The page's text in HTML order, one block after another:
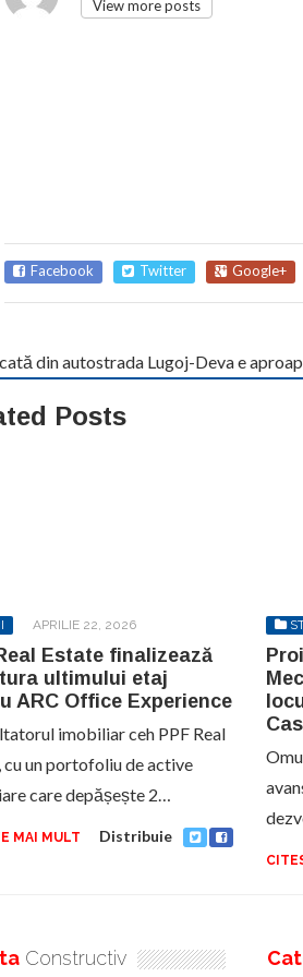
View more posts
Facebook Twitter Google+
din autostrada Lugoj-Deva e
Posts
APRILIE 22, 2026
Estate finalizează
ultimului etaj
ARC Office Experience
imobiliar ceh PPF Real
cu un portofoliu de active
care depășește 2…
MAI MULT Distribuie
Constructiv